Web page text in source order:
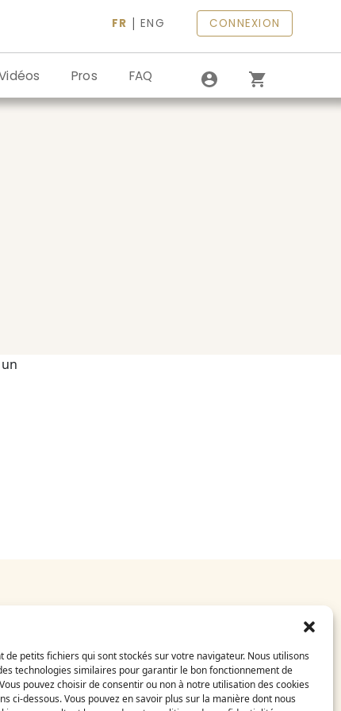
de petits fichiers qui sont stockés sur votre navigateur. Nous utilisons
technologies similaires pour garantir le bon fonctionnement de
pouvez choisir de consentir ou non à notre utilisation des cookies
ci-dessous. Vous pouvez en savoir plus sur la manière dont nous
FR |ENG CONNEXION
Pros FAQ
Mentions légales
FAQ
Contact